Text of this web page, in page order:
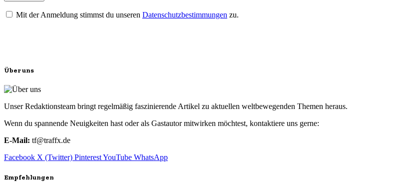
Mit der Anmeldung stimmst du unseren Datenschutzbestimmungen zu.
Über uns
Unser Redaktionsteam bringt regelmäßig faszinierende Artikel zu aktuellen weltbewegenden Themen heraus.
Wenn du spannende Neuigkeiten hast oder als Gastautor mitwirken möchtest, kontaktiere uns gerne:
E-Mail: tf@traffx.de
Facebook X (Twitter) PinterestYouTube WhatsApp
Empfehlungen